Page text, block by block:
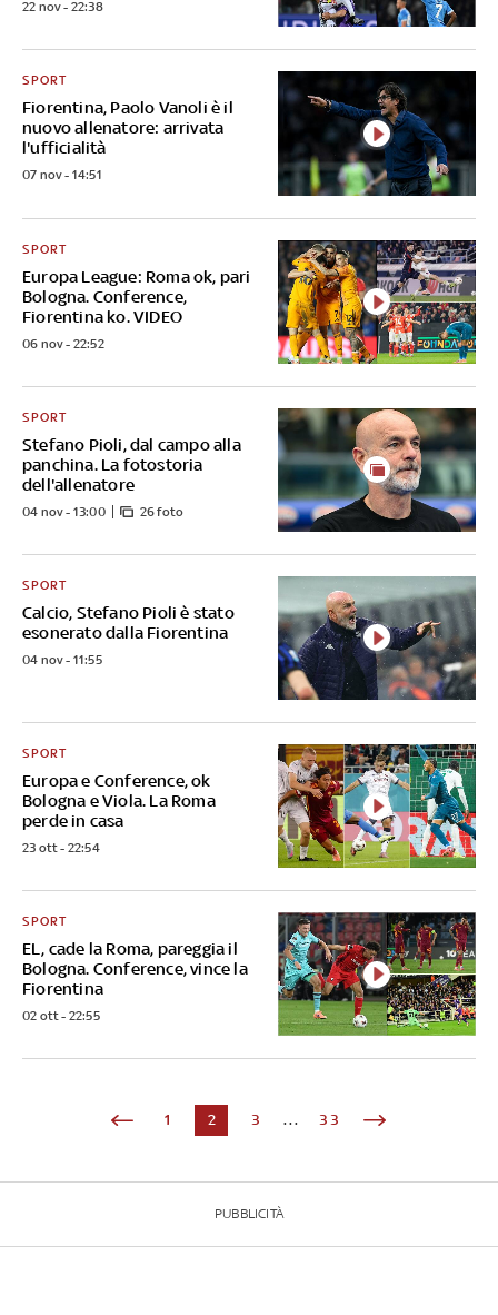
22 nov - 22:38
Fiorentina, Paolo Vanoli è il
nuovo allenatore: arrivata
l'ufficialità
SPORT
07 nov - 14:51
Europa League: Roma ok, pari
Bologna. Conference,
Fiorentina ko. VIDEO
SPORT
06 nov - 22:52
Stefano Pioli, dal campo alla
panchina. La fotostoria
dell'allenatore
SPORT
04 nov - 13:00 26 foto
Calcio, Stefano Pioli è stato
esonerato dalla Fiorentina
SPORT
04 nov - 11:55
Europa e Conference, ok
Bologna e Viola. La Roma
perde in casa
SPORT
23 ott - 22:54
EL, cade la Roma, pareggia il
Bologna. Conference, vince la
Fiorentina
SPORT
02 ott - 22:55
1 2 3 ... 33
PUBBLICITÀ